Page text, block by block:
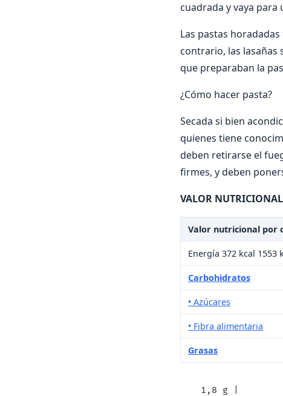
cuadrada y vaya para
Las pastas
contrario, las lasañas
que preparaban la
¿Cómo hacer pasta?
Secada si bien
quienes tiene
deben retirarse el
firmes, y deben
VALOR
Valor nutricional por
Energía 372 kcal 1553
Carbohidratos
• Azúcares
• Fibra alimentaria
Grasas
  1,8 g |